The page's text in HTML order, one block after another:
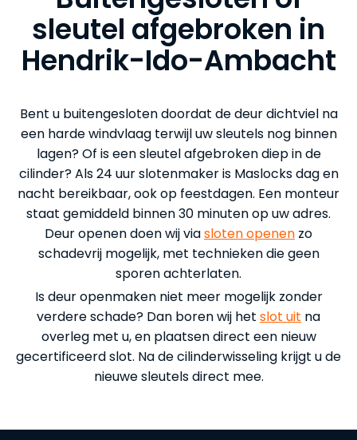
sleutel afgebroken in
Hendrik-Ido-Ambacht
Bent u buitengesloten doordat de deur dichtviel na
een harde windvlaag terwijl uw sleutels nog binnen
lagen? Of is een sleutel afgebroken diep in de
cilinder? Als 24 uur slotenmaker is Maslocks dag en
nacht bereikbaar, ook op feestdagen. Een monteur
staat gemiddeld binnen 30 minuten op uw adres.
Deur openen doen wij viasloten openen zo
schadevrij mogelijk, met technieken die geen
sporen achterlaten.
Is deur openmaken niet meer mogelijk zonder
verdere schade? Dan boren wij het slot uit na
overleg met u, en plaatsen direct een nieuw
gecertificeerd slot. Na de cilinderwisseling krijgt u de
nieuwe sleutels direct mee.